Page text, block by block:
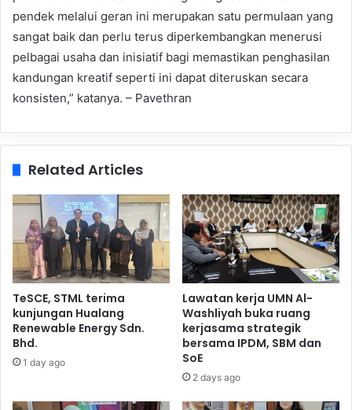
pendek melalui geran ini merupakan satu permulaan yang
sangat baik dan perlu terus diperkembangkan menerusi
pelbagai usaha dan inisiatif bagi memastikan penghasilan
kandungan kreatif seperti ini dapat diteruskan secara
konsisten,” katanya. – Pavethran
Related Articles
TeSCE, STML terima
kunjungan Hualang
Renewable Energy Sdn.
Bhd.
1 day ago
Lawatan kerja UMN Al-
Washliyah buka ruang
kerjasama strategik
bersama IPDM, SBM dan
SoE
2 days ago